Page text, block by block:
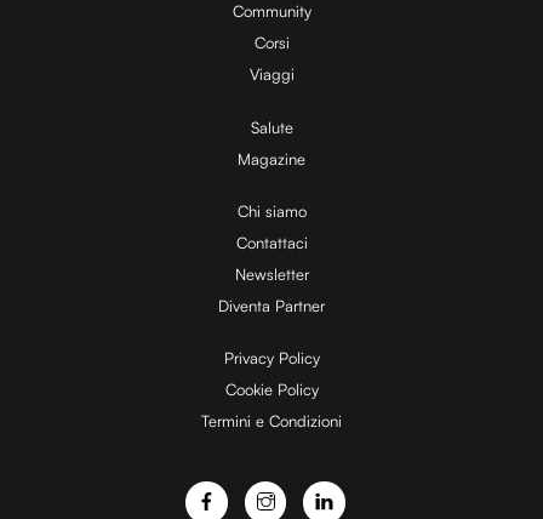
Community
Corsi
Viaggi
Salute
Magazine
Chi siamo
Contattaci
Newsletter
Diventa Partner
Privacy Policy
Cookie Policy
Termini e Condizioni